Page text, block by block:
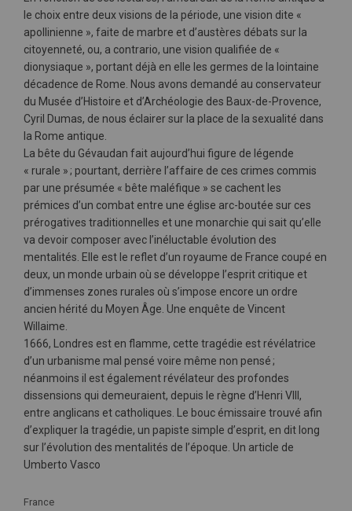
le choix entre deux visions de la période, une vision dite «
apollinienne », faite de marbre et d’austères débats sur la
citoyenneté, ou, a contrario, une vision qualifiée de «
dionysiaque », portant déjà en elle les germes de la lointaine
décadence de Rome. Nous avons demandé au conservateur
du Musée d’Histoire et d’Archéologie des Baux-de-Provence,
Cyril Dumas, de nous éclairer sur la place de la sexualité dans
la Rome antique.
La bête du Gévaudan fait aujourd’hui figure de légende
« rurale » ; pourtant, derrière l’affaire de ces crimes commis
par une présumée « bête maléfique » se cachent les
prémices d’un combat entre une église arc-boutée sur ces
prérogatives traditionnelles et une monarchie qui sait qu’elle
va devoir composer avec l’inéluctable évolution des
mentalités. Elle est le reflet d’un royaume de France coupé en
deux, un monde urbain où se développe l’esprit critique et
d’immenses zones rurales où s’impose encore un ordre
ancien hérité du Moyen Âge. Une enquête de Vincent
Willaime.
1666, Londres est en flamme, cette tragédie est révélatrice
d’un urbanisme mal pensé voire même non pensé ;
néanmoins il est également révélateur des profondes
dissensions qui demeuraient, depuis le règne d’Henri VIII,
entre anglicans et catholiques. Le bouc émissaire trouvé afin
d’expliquer la tragédie, un papiste simple d’esprit, en dit long
sur l’évolution des mentalités de l’époque. Un article de
Umberto Vasco
Plus
France